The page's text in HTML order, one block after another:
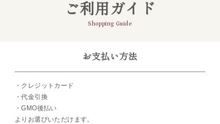
ご利用ガイド
Shopping Guide
お支払い方法
・クレジットカード
・代金引換
・GMO後払い
よりお選びいただけます。